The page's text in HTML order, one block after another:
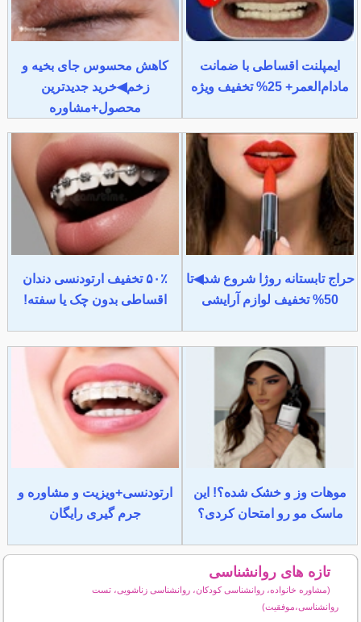
ایمپلنت اقساطی با ضمانت
مادام‌العمر+ 25% تخفیف ویژه
کاهش محسوس جای بخیه و
زخم◀خرید جدیدترین
محصول+مشاوره
حراج تابستانه روژا شروع شد◀تا
50% تخفیف لوازم آرایشی
۵۰٪ تخفیف ارتودنسی دندان
اقساطی بدون چک یا سفته!
موهات وز و خشک شده؟! این
ماسک مو رو امتحان کردی؟
ارتودنسی+ویزیت و مشاوره و
جرم گیری رایگان
تازه های روانشناسی
(مشاوره خانواده، روانشناسی کودکان، روانشناسی زناشویی، تست
روانشناسی،موفقیت)